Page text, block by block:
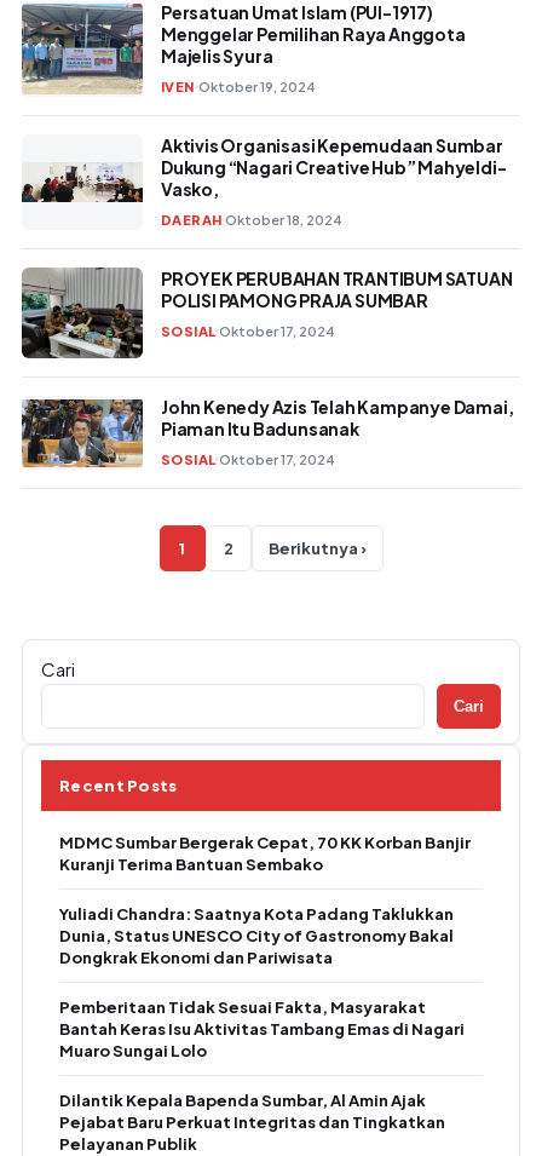
Persatuan Umat Islam (PUI-1917)
Menggelar Pemilihan Raya Anggota
Majelis Syura
IVEN Oktober 19, 2024
Aktivis Organisasi Kepemudaan Sumbar
Dukung “Nagari Creative Hub” Mahyeldi-
Vasko,
DAERAH Oktober 18, 2024
PROYEK PERUBAHAN TRANTIBUM SATUAN
POLISI PAMONG PRAJA SUMBAR
SOSIAL Oktober 17, 2024
John Kenedy Azis Telah Kampanye Damai,
Piaman Itu Badunsanak
SOSIAL Oktober 17, 2024
Paginasi pos
1 2 Berikutnya ›
Cari
Cari
Recent Posts
MDMC Sumbar Bergerak Cepat, 70 KK Korban Banjir
Kuranji Terima Bantuan Sembako
Yuliadi Chandra: Saatnya Kota Padang Taklukkan
Dunia, Status UNESCO City of Gastronomy Bakal
Dongkrak Ekonomi dan Pariwisata
Pemberitaan Tidak Sesuai Fakta, Masyarakat
Bantah Keras Isu Aktivitas Tambang Emas di Nagari
Muaro Sungai Lolo
Dilantik Kepala Bapenda Sumbar, Al Amin Ajak
Pejabat Baru Perkuat Integritas dan Tingkatkan
Pelayanan Publik